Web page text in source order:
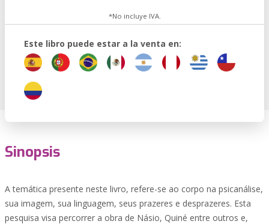
*No incluye IVA.
Este libro puede estar a la venta en:
Sinopsis
A temática presente neste livro, refere-se ao corpo na psicanálise,
sua imagem, sua linguagem, seus prazeres e desprazeres. Esta
pesquisa visa percorrer a obra de Násio, Quiné entre outros e,